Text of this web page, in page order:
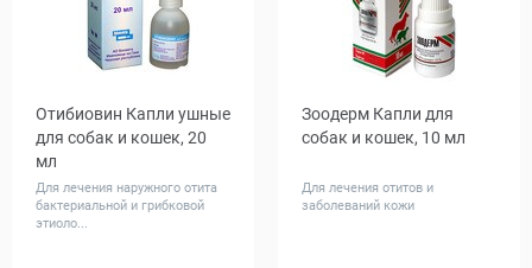
Отибиовин Капли ушные
для собак и кошек, 20
мл
Для лечения наружного отита
бактериальной и грибковой
этиоло...
Зоодерм Капли для
собак и кошек, 10 мл
Для лечения отитов и
заболеваний кожи